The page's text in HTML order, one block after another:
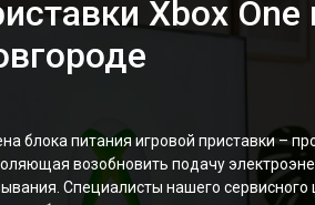
Xbox
блока питания игровой приставки –
возобновить подачу
Специалисты нашего